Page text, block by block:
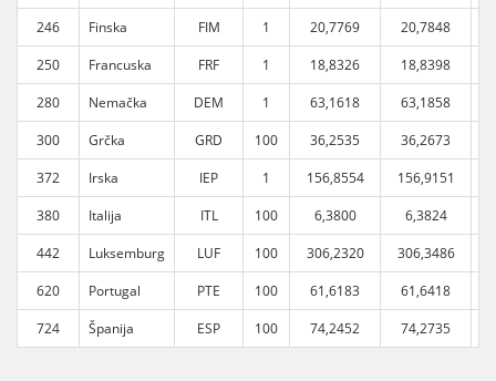
246
Finska FIM 1 20,7769 20,7848
250
Francuska FRF 1 18,8326 18,8398
280
Nemačka DEM 1 63,1618 63,1858
300
Grčka GRD 100 36,2535 36,2673
372
Irska IEP 1 156,8554 156,9151
380
Italija ITL 100 6,3800 6,3824
442
Luksemburg LUF 100 306,2320 306,3486
620
Portugal PTE 100 61,6183 61,6418
724
Španija ESP 100 74,2452 74,2735